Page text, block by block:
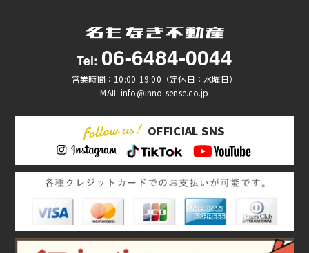
Tel: 06-6484-0044
営業時間：10:00-19:00（定休日：水曜日）
MAIL:info@inno-sense.co.jp
OFFICIAL SNS